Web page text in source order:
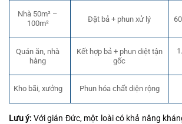
Nhà 50m² –
100m²
Đặt bả + phun xử lý
Quán ăn, nhà
hàng
Kết hợp bả + phun diệt tận
gốc
Kho bãi, xưởng Phun hóa chất diện rộng
Lưu ý: Với gián Đức, một loài có khả năng